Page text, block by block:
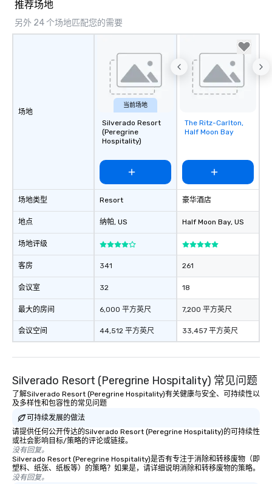
推荐场地
另外 24 个场地匹配您的需要
场地
场地类型
地点
场地评级
客房
会议室
最大的房间
会议空间
当前场地
Silverado Resort
(Peregrine
Hospitality)
Resort
纳帕, US
341
32
6,000 平方英尺
44,512 平方英尺
Removed from
favorites
The Ritz-Carlton,
Half Moon Bay
豪华酒店
Half Moon Bay, US
261
18
7,200 平方英尺
33,457 平方英尺
Silverado Resort (Peregrine Hospitality) 常见问题
了解Silverado Resort (Peregrine Hospitality)有关健康与安全、可持续性以
及多样性和包容性的常见问题
可持续发展的做法
请提供任何公开传达的Silverado Resort (Peregrine Hospitality)的可持续性
或社会影响目标/策略的评论或链接。
没有回复。
Silverado Resort (Peregrine Hospitality)是否有专注于消除和转移废物（即
塑料、纸张、纸板等）的策略？如果是，请详细说明消除和转移废物的策略。
没有回复。